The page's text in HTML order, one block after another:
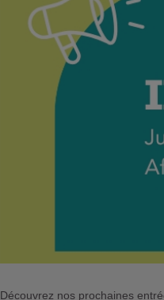
Découvrez nos prochaines